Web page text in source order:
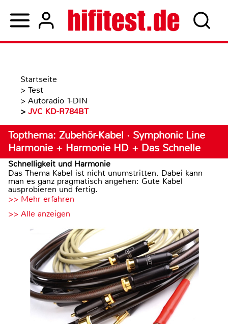
Startseite
> Test
> Autoradio 1-DIN
> JVC KD-R784BT
Topthema: Zubehör-Kabel · Symphonic Line
Harmonie + Harmonie HD + Das Schnelle
Schnelligkeit und Harmonie
Das Thema Kabel ist nicht unumstritten. Dabei kann
man es ganz pragmatisch angehen: Gute Kabel
ausprobieren und fertig.
>> Mehr erfahren
>> Alle anzeigen